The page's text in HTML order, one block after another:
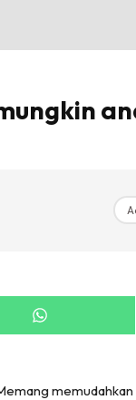
Share
on
memudahkan